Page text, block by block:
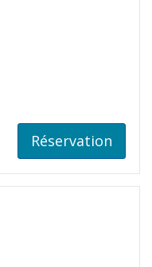
Réservation